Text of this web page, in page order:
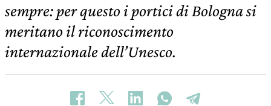
sempre: per questo i portici di Bologna si
meritano il riconoscimento
internazionale dell’Unesco.